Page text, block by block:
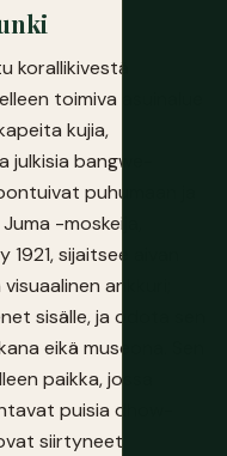
korallikivestä
toimiva asuinalue
kujia,
bangwe-
puhumaan ja
-moskeija,
sijaitsee aivan
ankkuri;
sisälle, ja odota sen
eikä museona. Sen
paikka, jossa
puisia dhow-
siirtyneet